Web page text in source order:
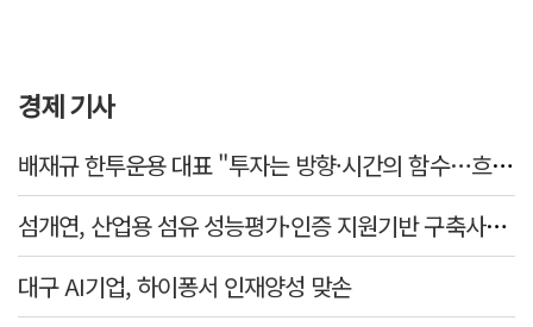
경제 기사
배재규 한투운용 대표 "투자는 방향·시간의 함수…흐름 따라 장기투자해야"
섬개연, 산업용 섬유 성능평가·인증 지원기반 구축사업 참여
대구 AI기업, 하이퐁서 인재양성 맞손